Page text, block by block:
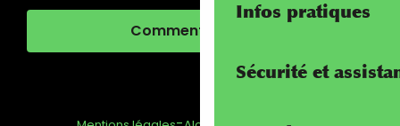
Infos pratiques
Sécurité et
Comment venir ?